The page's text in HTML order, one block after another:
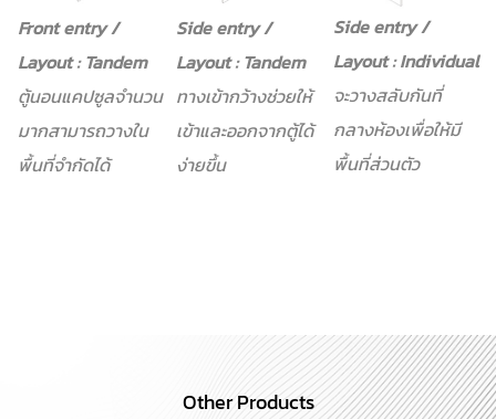
Front entry /
Layout : Tandem
ตู้นอนแคปซูลจำนวน
มากสามารถวางใน
พื้นที่จำกัดได้
Side entry /
Layout : Tandem
ทางเข้ากว้างช่วยให้
เข้าและออกจากตู้ได้
ง่ายขึ้น
Side entry /
Layout : Individual
จะวางสลับกันที่
กลางห้องเพื่อให้มี
พื้นที่ส่วนตัว
Other Products